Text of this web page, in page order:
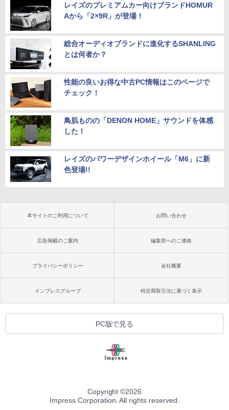
レイズのプレミアムカー向けブランドHOMUR
Aから「2×9R」が登場！
総合オーディオブランドに進化するSHANLING
とは何者か？
性能の良いお得な中古PC情報はこのページで
チェック！
鳥肌ものの「DENON HOME」サウンドを体感
した！
レイズのパワーデザインホイール「M6」に新
色登場!!
本サイトのご利用について お問い合わせ
広告掲載のご案内 編集部へのご連絡
プライバシーポリシー 会社概要
インプレスグループ 特定商取引法に基づく表示
PC版で見る
Copyright ©2026
Impress Corporation. All rights reserved.